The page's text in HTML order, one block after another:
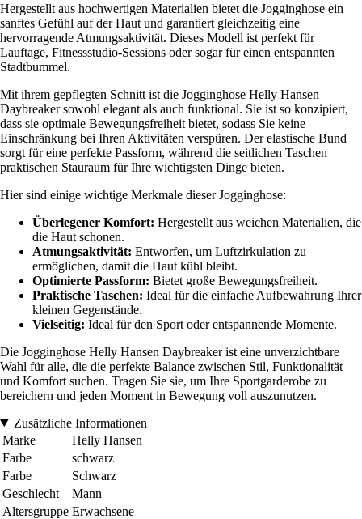
Hergestellt aus hochwertigen Materialien bietet die Jogginghose ein
sanftes Gefühl auf der Haut und garantiert gleichzeitig eine
hervorragende Atmungsaktivität. Dieses Modell ist perfekt für
Lauftage, Fitnessstudio-Sessions oder sogar für einen entspannten
Stadtbummel.
Mit ihrem gepflegten Schnitt ist die Jogginghose Helly Hansen
Daybreaker sowohl elegant als auch funktional. Sie ist so konzipiert,
dass sie optimale Bewegungsfreiheit bietet, sodass Sie keine
Einschränkung bei Ihren Aktivitäten verspüren. Der elastische Bund
sorgt für eine perfekte Passform, während die seitlichen Taschen
praktischen Stauraum für Ihre wichtigsten Dinge bieten.
Hier sind einige wichtige Merkmale dieser Jogginghose:
Überlegener Komfort: Hergestellt aus weichen Materialien, die
die Haut schonen.
Atmungsaktivität: Entworfen, um Luftzirkulation zu
ermöglichen, damit die Haut kühl bleibt.
Optimierte Passform: Bietet große Bewegungsfreiheit.
Praktische Taschen: Ideal für die einfache Aufbewahrung Ihrer
kleinen Gegenstände.
Vielseitig: Ideal für den Sport oder entspannende Momente.
Die Jogginghose Helly Hansen Daybreaker ist eine unverzichtbare
Wahl für alle, die die perfekte Balance zwischen Stil, Funktionalität
und Komfort suchen. Tragen Sie sie, um Ihre Sportgarderobe zu
bereichern und jeden Moment in Bewegung voll auszunutzen.
Zusätzliche Informationen
Marke
Helly Hansen
Farbe
schwarz
Farbe
Schwarz
Geschlecht
Mann
Altersgruppe Erwachsene